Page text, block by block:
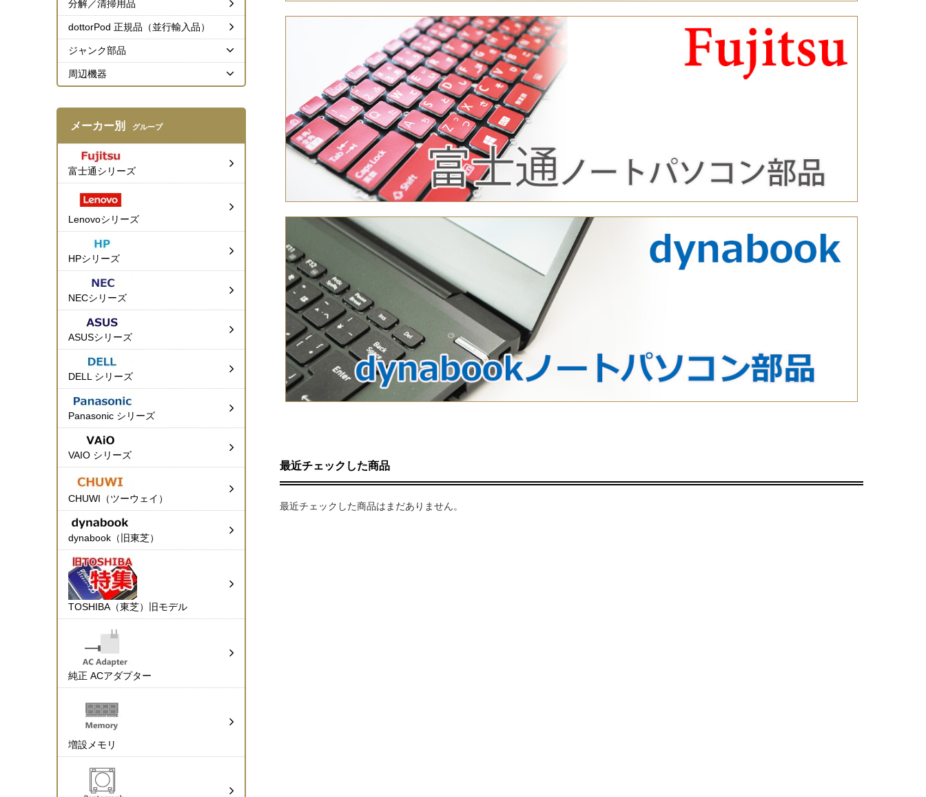
最近チェックした商品
最近チェックした商品はまだありません。
分解／清掃用品
dottorPod 正規品（並行輸入品）
ジャンク部品
周辺機器
メーカー別 グループ
富士通シリーズ
Lenovoシリーズ
HPシリーズ
NECシリーズ
ASUSシリーズ
DELL シリーズ
Panasonic シリーズ
VAIO シリーズ
CHUWI（ツーウェイ）
dynabook（旧東芝）
TOSHIBA（東芝）旧モデル
純正 ACアダプター
増設メモリ